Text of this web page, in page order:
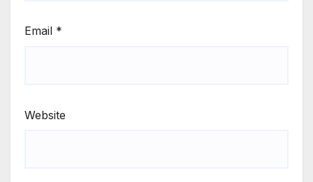
Email *
Website